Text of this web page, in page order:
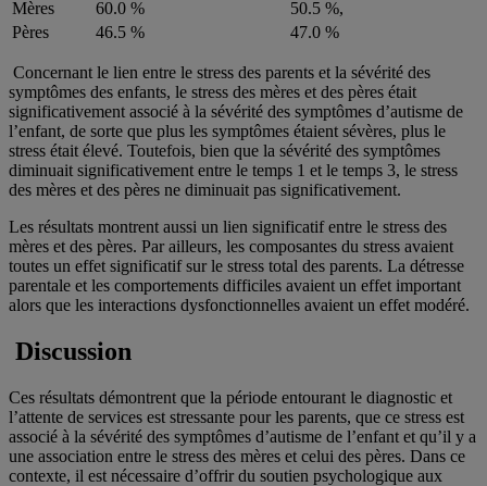
Mères 60.0 %
50.5 %,
Pères
46.5 % 47.0 %
Concernant le lien entre le stress des parents et la sévérité des
symptômes des enfants, le stress des mères et des pères était
significativement associé à la sévérité des symptômes d’autisme de
l’enfant, de sorte que plus les symptômes étaient sévères, plus le
stress était élevé. Toutefois, bien que la sévérité des symptômes
diminuait significativement entre le temps 1 et le temps 3, le stress
des mères et des pères ne diminuait pas significativement.
Les résultats montrent aussi un lien significatif entre le stress des
mères et des pères. Par ailleurs, les composantes du stress avaient
toutes un effet significatif sur le stress total des parents. La détresse
parentale et les comportements difficiles avaient un effet important
alors que les interactions dysfonctionnelles avaient un effet modéré.
Discussion
Ces résultats démontrent que la période entourant le diagnostic et
l’attente de services est stressante pour les parents, que ce stress est
associé à la sévérité des symptômes d’autisme de l’enfant et qu’il y a
une association entre le stress des mères et celui des pères. Dans ce
contexte, il est nécessaire d’offrir du soutien psychologique aux